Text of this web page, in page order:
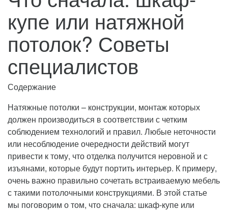
купе или натяжной
потолок? Советы
специалистов
Содержание
Натяжные потолки – конструкции, монтаж которых
должен производиться в соответствии с четким
соблюдением технологий и правил. Любые неточности
или несоблюдение очередности действий могут
привести к тому, что отделка получится неровной и с
изъянами, которые будут портить интерьер. К примеру,
очень важно правильно сочетать встраиваемую мебель
с такими потолочными конструкциями. В этой статье
мы поговорим о том, что сначала: шкаф-купе или